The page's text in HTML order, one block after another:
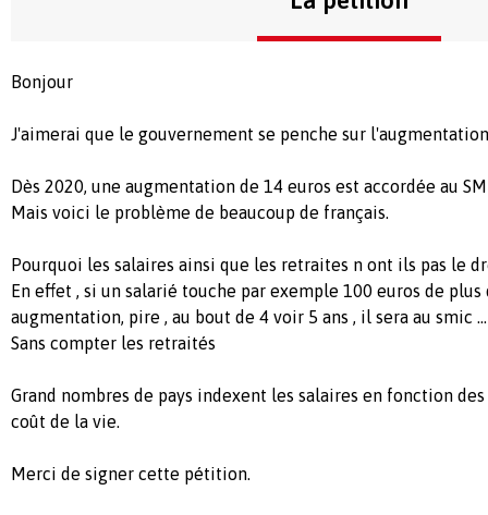
Bonjour
J'aimerai que le gouvernement se penche sur
Dès 2020, une augmentation de 14 euros est accordée au
Mais voici le problème de beaucoup de français.
Pourquoi les salaires ainsi que les retraites n ont ils pas le
En effet , si un salarié touche par exemple 100 euros de plus
augmentation, pire , au bout de 4 voir 5 ans , il sera au smic ...
Sans compter les retraités
Grand nombres de pays indexent les salaires en fonction
coût de la vie.
Merci de signer cette pétition.